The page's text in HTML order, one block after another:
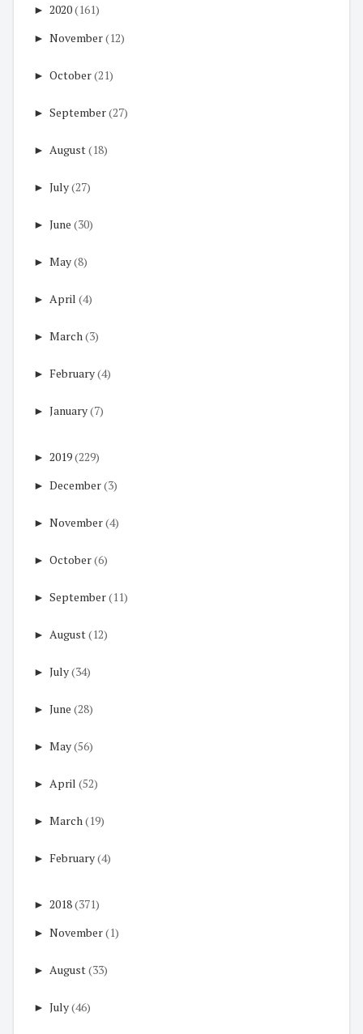
► 2020(161)
► November(12)
► October(21)
► September(27)
► August(18)
► July(27)
► June (30)
► May(8)
► April (4)
► March(3)
► February(4)
► January(7)
► 2019(229)
► December(3)
► November(4)
► October(6)
► September(11)
► August(12)
► July(34)
► June (28)
► May(56)
► April (52)
► March(19)
► February(4)
► 2018(371)
► November(1)
► August(33)
► July(46)